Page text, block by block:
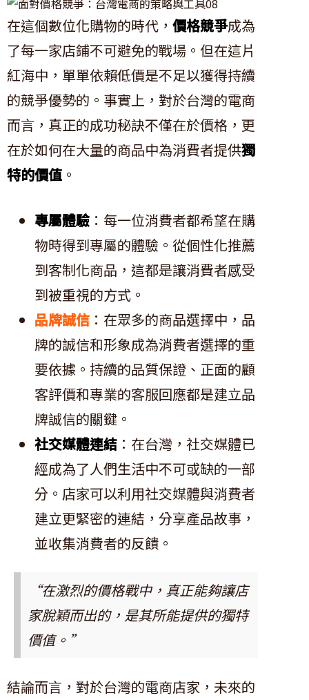
在這個數位化購物的時代， 價格競爭成為
了每一家店鋪不可避免的戰場。但在這片
紅海中，單單依賴低價是不足以獲得持續
的競爭優勢的。事實上，對於台灣的電商
而言，真正的成功秘訣不僅在於價格，更
在於如何在大量的商品中為消費者提供獨
特的價值 。
專屬體驗 ：每一位消費者都希望在購
物時得到專屬的體驗。從個性化推薦
到客制化商品，這都是讓消費者感受
到被重視的方式。
品牌誠信 ：在眾多的商品選擇中，品
牌的誠信和形象成為消費者選擇的重
要依據。持續的品質保證、正面的顧
客評價和專業的客服回應都是建立品
牌誠信的關鍵。
社交媒體連結 ：在台灣，社交媒體已
經成為了人們生活中不可或缺的一部
分。店家可以利用社交媒體與消費者
建立更緊密的連結，分享產品故事，
並收集消費者的反饋。
“在激烈的價格戰中，真正能夠讓店
家脫穎而出的，是其所能提供的獨特
價值。”
結論而言，對於台灣的電商店家，未來的